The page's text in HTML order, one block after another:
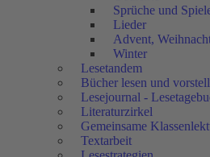
Sprüche und
Lieder
Advent,
Winter
Lesetandem
Bücher lesen und
Lesejournal -
Literaturzirkel
Gemeinsame
Textarbeit